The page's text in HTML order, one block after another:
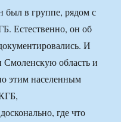
был в группе, рядом с
Естественно, он об
И
Смоленскую область и
этим населенным
где что